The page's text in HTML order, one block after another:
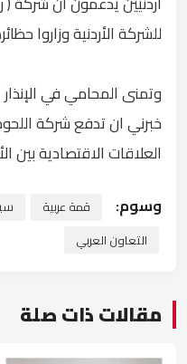
للشركة الأردنية وزاروا
وتمنى المحامي في
خبرني ان تدفع شركة
العلاقات الاقتصادية بين
وسوم: قمة عربية
التعاون العربي
مقالات ذات صلة